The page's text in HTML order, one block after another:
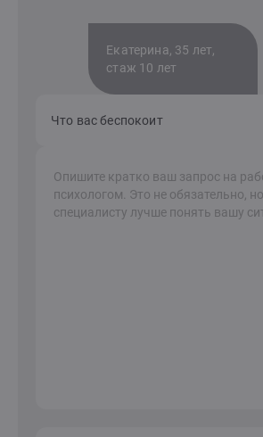
Екатерина, 35 лет,
стаж 10 лет
Что вас беспокоит